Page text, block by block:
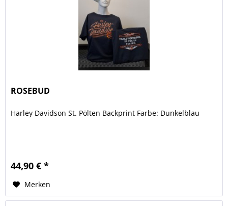
ROSEBUD
Harley Davidson St. Pölten Backprint Farbe: Dunkelblau
44,90 € *
Merken